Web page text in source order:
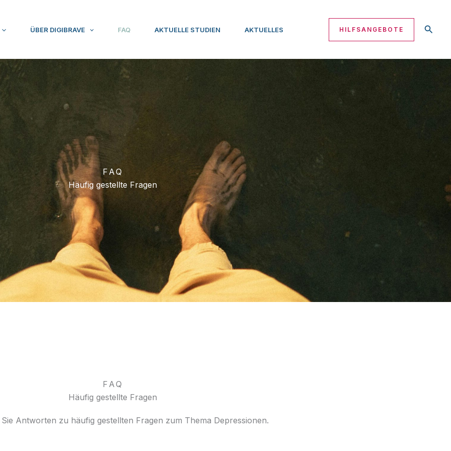
ÜBER DIGIBRAVE FAQ AKTUELLE STUDIEN AKTUELLES HILFSANGEBOTE
FAQ
Häufig gestellte Fragen
FAQ
Häufig gestellte Fragen
Antworten zu häufig gestellten Fragen zum Thema Depressionen.